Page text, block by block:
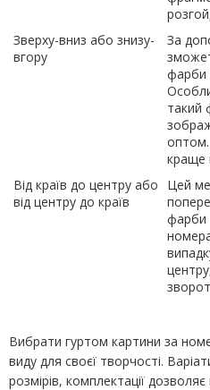
Зверху-вниз або знизу-
вгору
За
фарби
такий
краще
Від країв до центру або
від центру до країв
Цей
фарби
Вибрати гуртом картини за
виду для своєї творчості.
розмірів, комплектації дозволяє